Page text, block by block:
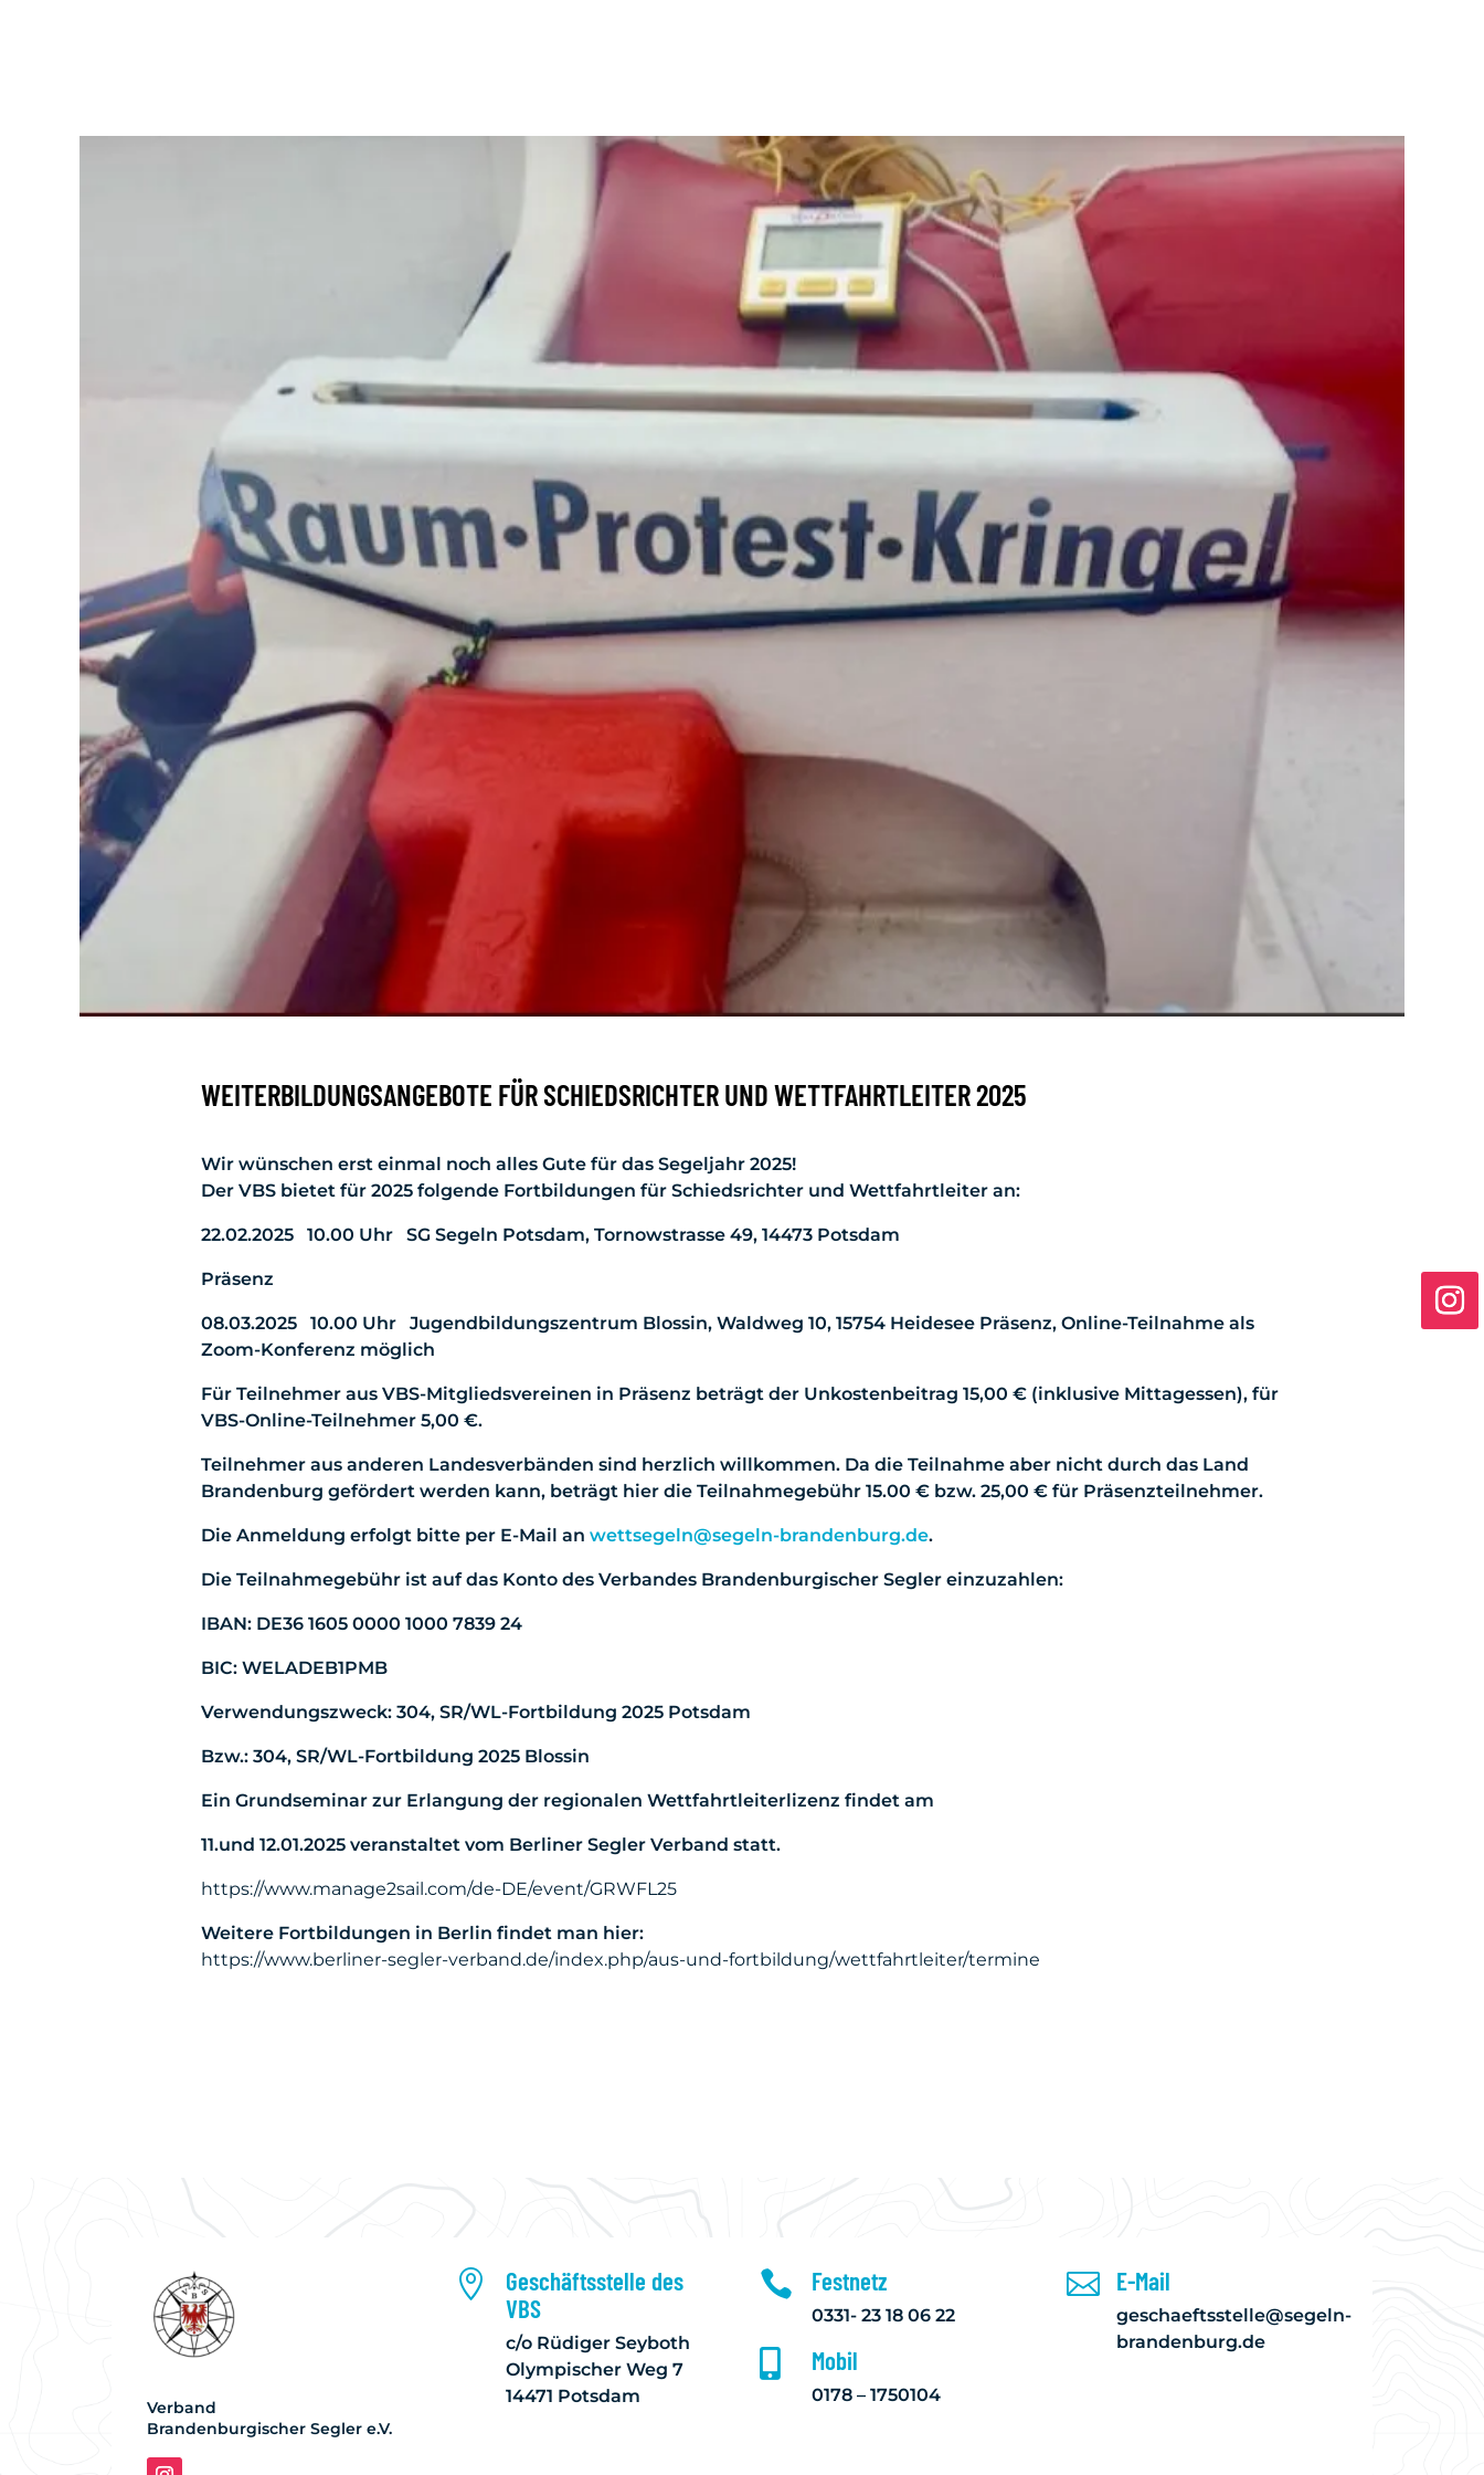
WEITERBILDUNGSANGEBOTE FÜR SCHIEDSRICHTER UND WETTFAHRTLEITER 2025
Wir wünschen erst einmal noch alles Gute für das Segeljahr 2025!
Der VBS bietet für 2025 folgende Fortbildungen für Schiedsrichter und Wettfahrtleiter an:
22.02.2025 10.00 Uhr SG Segeln Potsdam, Tornowstrasse 49, 14473 Potsdam
Präsenz
08.03.2025 10.00 Uhr Jugendbildungszentrum Blossin, Waldweg 10, 15754 Heidesee Präsenz, Online-Teilnahme als
Zoom-Konferenz möglich
Für Teilnehmer aus VBS-Mitgliedsvereinen in Präsenz beträgt der Unkostenbeitrag 15,00 € (inklusive Mittagessen), für
VBS-Online-Teilnehmer 5,00 €.
Teilnehmer aus anderen Landesverbänden sind herzlich willkommen. Da die Teilnahme aber nicht durch das Land
Brandenburg gefördert werden kann, beträgt hier die Teilnahmegebühr 15.00 € bzw. 25,00 € für Präsenzteilnehmer.
Die Anmeldung erfolgt bitte per E-Mail an wettsegeln@segeln-brandenburg.de.
Die Teilnahmegebühr ist auf das Konto des Verbandes Brandenburgischer Segler einzuzahlen:
IBAN: DE36 1605 0000 1000 7839 24
BIC: WELADEB1PMB
Verwendungszweck: 304, SR/WL-Fortbildung 2025 Potsdam
Bzw.: 304, SR/WL-Fortbildung 2025 Blossin
Ein Grundseminar zur Erlangung der regionalen Wettfahrtleiterlizenz findet am
11.und 12.01.2025 veranstaltet vom Berliner Segler Verband statt.
https://www.manage2sail.com/de-DE/event/GRWFL25
Weitere Fortbildungen in Berlin findet man hier:
https://www.berliner-segler-verband.de/index.php/aus-und-fortbildung/wettfahrtleiter/termine
Verband
Brandenburgischer Segler e.V.

Geschäftsstelle des
VBS
c/o Rüdiger Seyboth
Olympischer Weg 7
14471 Potsdam
 Festnetz
0331- 23 18 06 22
 Mobil
0178 – 1750104
 E-Mail
geschaeftsstelle@segeln-
brandenburg.de